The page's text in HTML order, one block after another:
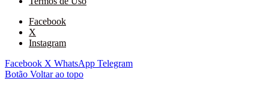
Facebook
X
Instagram
Facebook X WhatsApp Telegram
Botão Voltar ao topo